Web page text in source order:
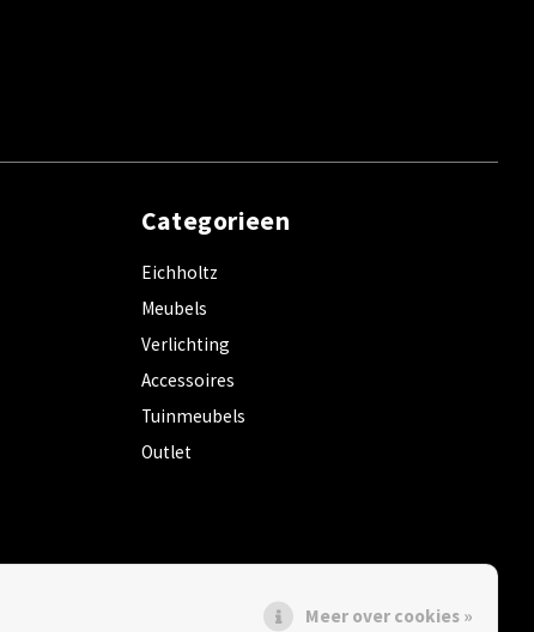
Categorieen
Eichholtz
Meubels
Verlichting
Accessoires
Tuinmeubels
Outlet
Meer over cookies »